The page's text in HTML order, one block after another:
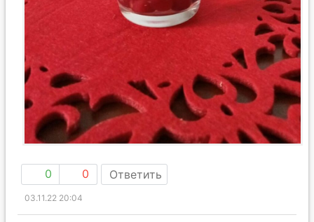
0 0 Ответить
03.11.22 20:04